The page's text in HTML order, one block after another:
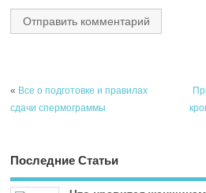
« Все о подготовке и правилах
сдачи спермограммы
Последние Статьи